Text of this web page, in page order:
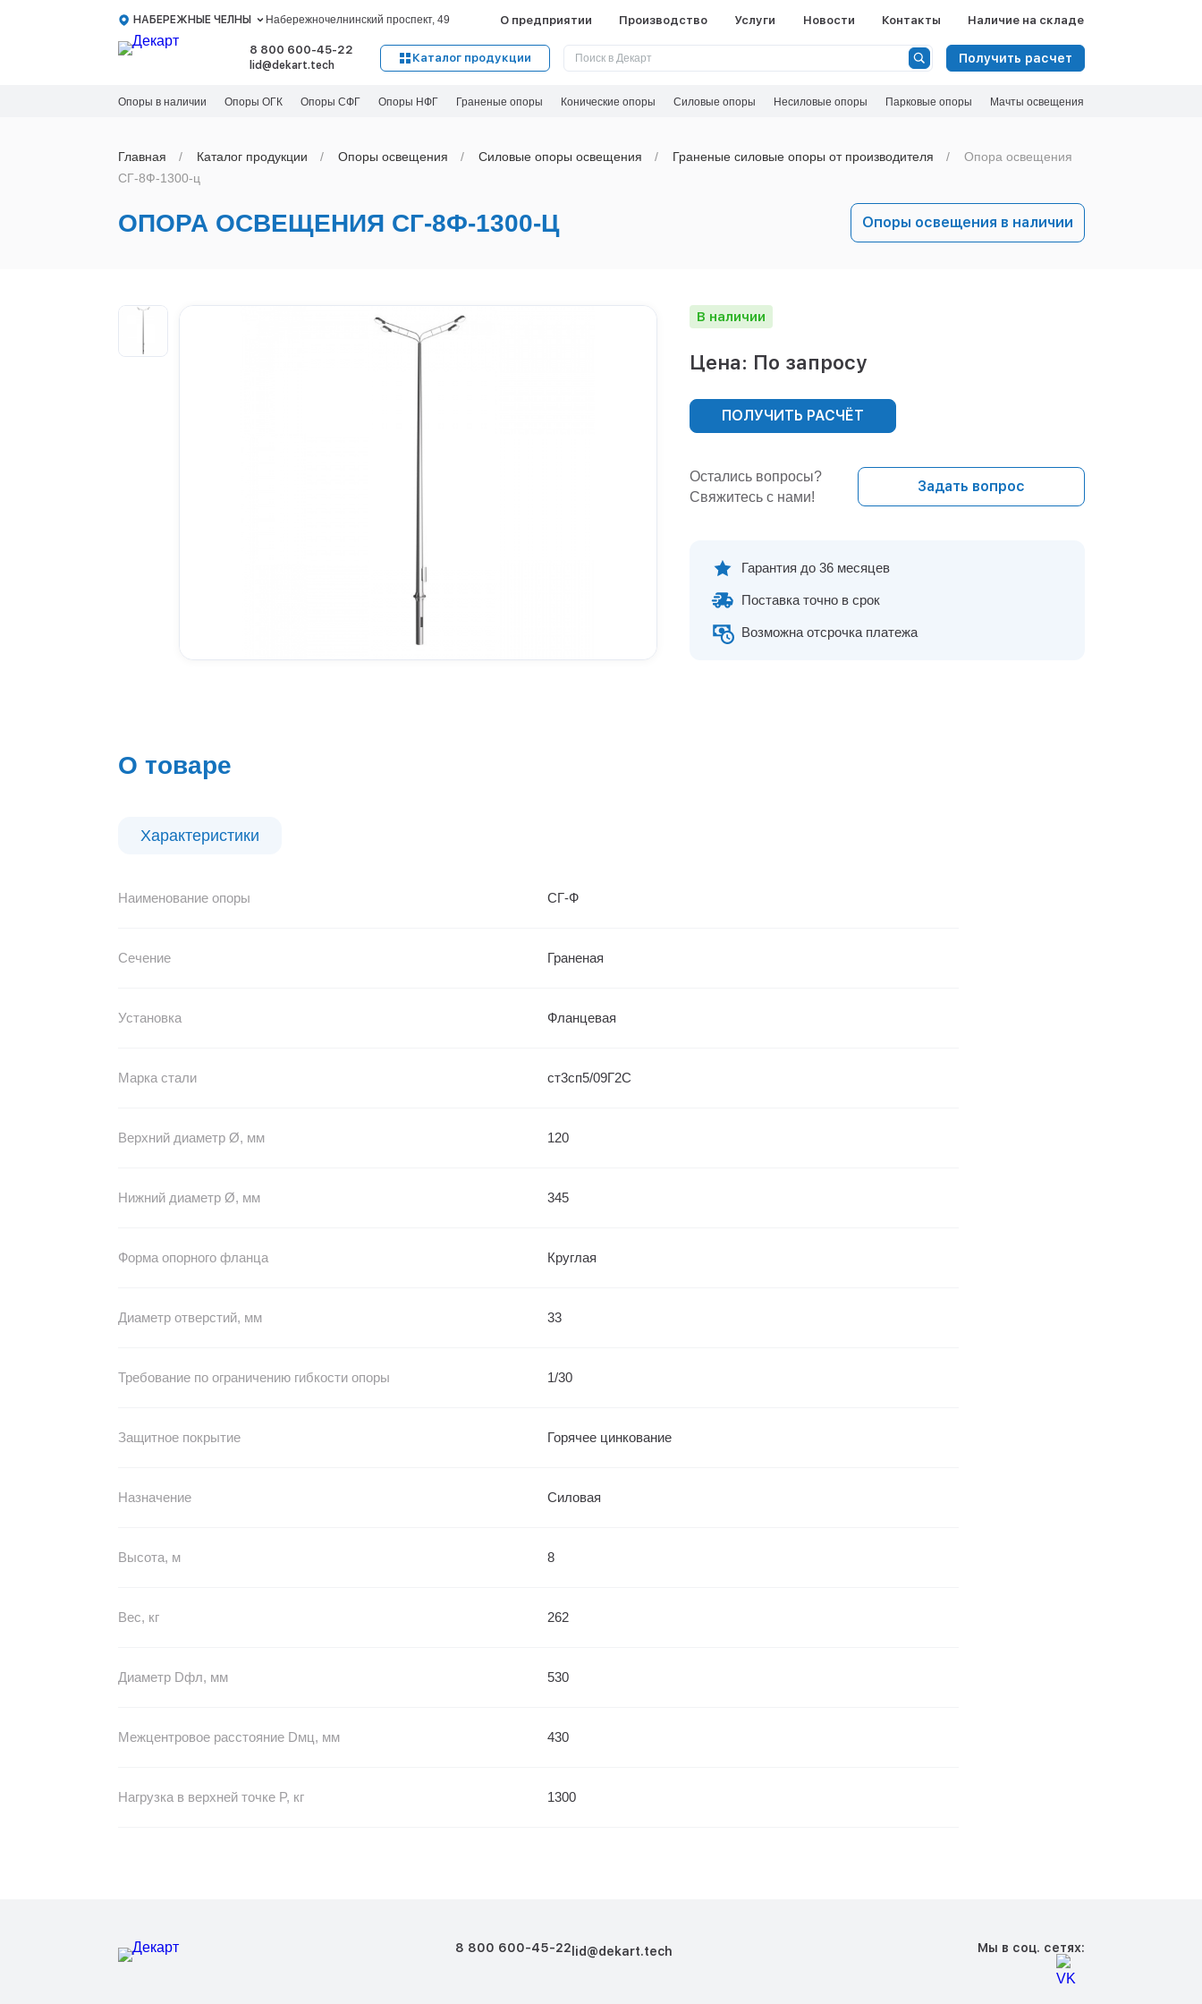
НАБЕРЕЖНЫЕ ЧЕЛНЫ Набережночелнинский проспект, 49 О предприятии Производство Услуги Новости Контакты Наличие на складе
8 800 600-45-22
lid@dekart.tech
Каталог продукции Получить расчет
Опоры в наличии Опоры ОГК Опоры СФГ Опоры НФГ Граненые опоры Конические опоры Силовые опоры Несиловые опоры Парковые опоры Мачты освещения
Главная Каталог продукции Oпоры oсвeщения Силовые опоры освещения Граненые силовые опоры от производителя
Опора освещения
СГ-8Ф-1300-ц
ОПОРА ОСВЕЩЕНИЯ СГ-8Ф-1300-Ц Опоры освещения в наличии
В наличии
Цена: По запросу
ПОЛУЧИТЬ РАСЧЁТ
Остались вопросы?
Свяжитесь с нами!
Задать вопрос
Гарантия до 36 месяцев
Поставка точно в срок
Возможна отсрочка платежа
О товаре
Характеристики
Наименование опоры СГ-Ф
Сечение Граненая
Установка Фланцевая
Марка стали ст3сп5/09Г2С
Верхний диаметр Ø, мм 120
Нижний диаметр Ø, мм 345
Форма опорного фланца Круглая
Диаметр отверстий, мм 33
Требование по ограничению гибкости опоры 1/30
Защитное покрытие Горячее цинкование
Назначение Силовая
Высота, м 8
Вес, кг 262
Диаметр Dфл, мм 530
Межцентровое расстояние Dмц, мм 430
Нагрузка в верхней точке P, кг 1300
8 800 600-45-22 lid@dekart.tech Мы в соц. сетях: